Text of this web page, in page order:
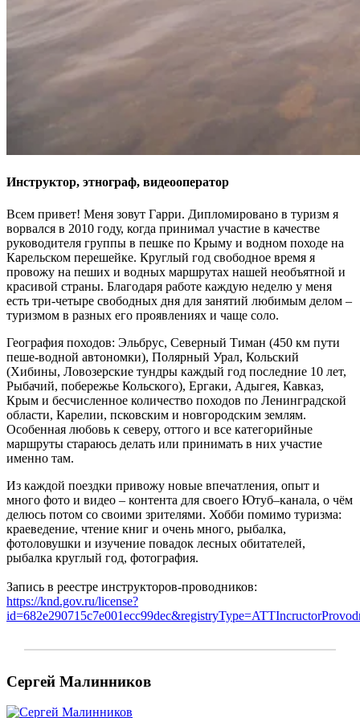
Инструктор, этнограф, видеооператор
Всем привет! Меня зовут Гарри. Дипломировано в туризм я
ворвался в 2010 году, когда принимал участие в качестве
руководителя группы в пешке по Крыму и водном походе на
Карельском перешейке. Круглый год свободное время я
провожу на пеших и водных маршрутах нашей необъятной и
красивой страны. Благодаря работе каждую неделю у меня
есть три-четыре свободных дня для занятий любимым делом –
туризмом в разных его проявлениях и чаще соло.
География походов: Эльбрус, Северный Тиман (450 км пути
пеше-водной автономки), Полярный Урал, Кольский
(Хибины, Ловозерские тундры каждый год последние 10 лет,
Рыбачий, побережье Кольского), Ергаки, Адыгея, Кавказ,
Крым и бесчисленное количество походов по Ленинградской
области, Карелии, псковским и новгородским землям.
Особенная любовь к северу, оттого и все категорийные
маршруты стараюсь делать или принимать в них участие
именно там.
Из каждой поездки привожу новые впечатления, опыт и
много фото и видео – контента для своего Ютуб–канала, о чём
делюсь потом со своими зрителями. Хобби помимо туризма:
краеведение, чтение книг и очень много, рыбалка,
фотоловушки и изучение повадок лесных обитателей,
рыбалка круглый год, фотография.
Запись в реестре инструкторов-проводников:
https://knd.gov.ru/license?
Сергей Малинников